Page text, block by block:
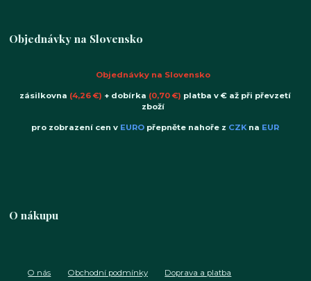
Objednávky na Slovensko
Objednávky na Slovensko
zásilkovna (4,26 €) + dobírka (0,70 €) platba v € až při převzetí
zboží
pro zobrazení cen v EURO přepněte nahoře z CZKna EUR
O nákupu
O nás Obchodní podmínky Doprava a platba